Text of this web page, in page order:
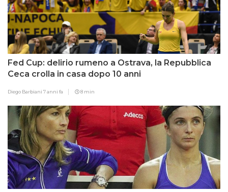
Fed Cup: delirio rumeno a Ostrava, la Repubblica
Ceca crolla in casa dopo 10 anni
Diego Barbiani 7 anni fa 8 min